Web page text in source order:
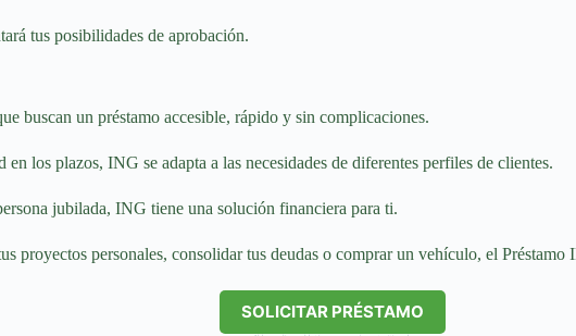
tus posibilidades de aprobación.
buscan un préstamo accesible, rápido y sin complicaciones.
los plazos, ING se adapta a las necesidades de diferentes perfiles de clientes.
jubilada, ING tiene una solución financiera para ti.
proyectos personales, consolidar tus deudas o comprar un vehículo, el
SOLICITAR PRÉSTAMO